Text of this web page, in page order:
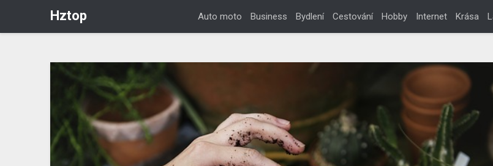
Hztop Auto moto Business Bydlení Cestování Hobby Internet Krása